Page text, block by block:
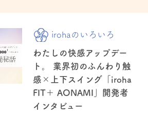
irohaのいろいろ
わたしの快感アップデー
ト。 業界初のふんわり触
感×上下スイング「iroha
FIT＋ AONAMI」開発者
インタビュー